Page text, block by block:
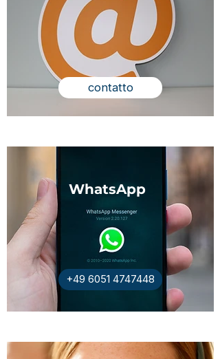
contatto
WhatsApp
+49 6051 4747448